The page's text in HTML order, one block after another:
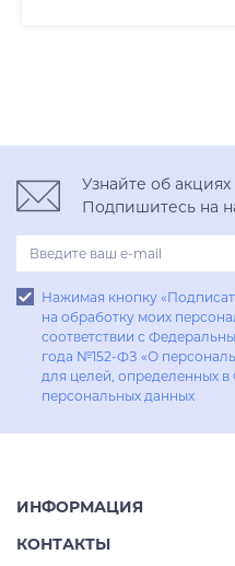
Узнайте об
Подпишитесь на
Нажимая кнопку
на обработку моих
соответствии с
года №152-ФЗ «О
для целей, определенных
персональных данных
Аксессуары
Гостиные
ИНФОРМАЦИЯ
Акции
КОНТАКТЫ